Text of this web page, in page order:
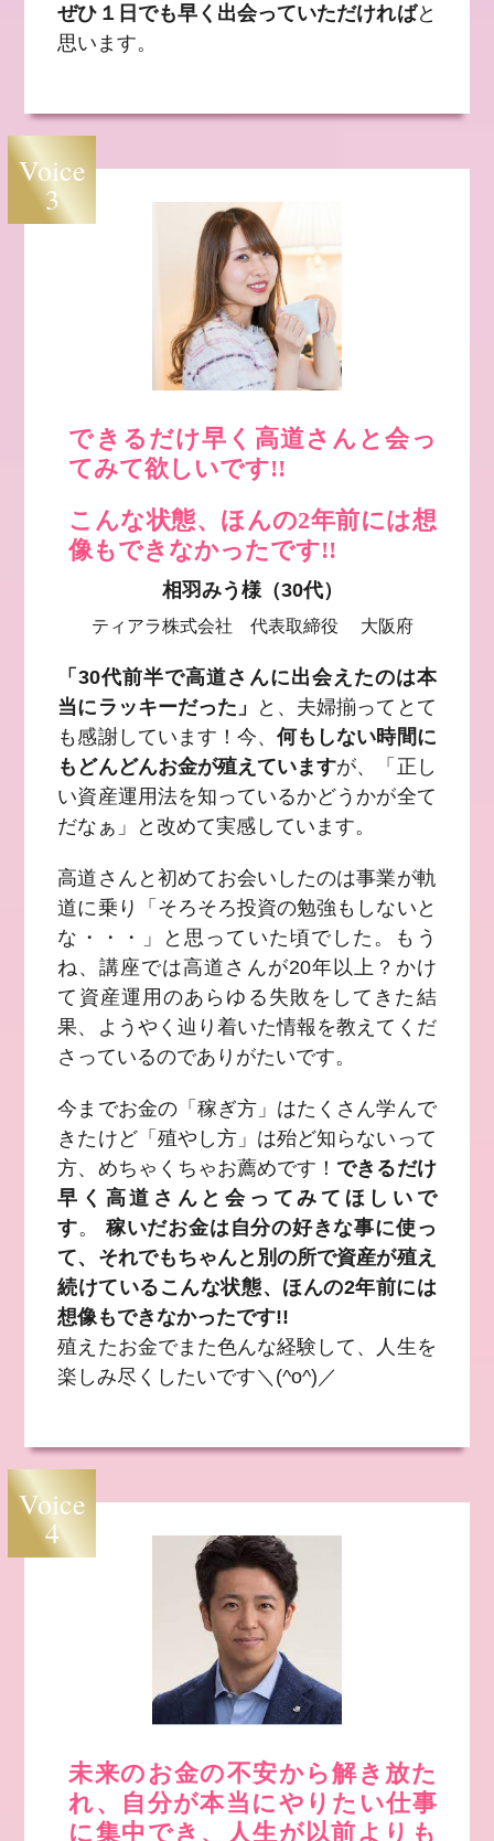
ぜひ１日でも早く出会っていただければと
思います。
Voice
3
できるだけ早く高道さんと会っ
てみて欲しいです!!
こんな状態、ほんの2年前には想
像もできなかったです!!
相羽みう様（30代）
ティアラ株式会社 代表取締役 大阪府
「30代前半で高道さんに出会えたのは本
当にラッキーだった」
と、夫婦揃ってとて
も感謝しています！今、何もしない時間に
もどんどんお金が殖えていますが、「正し
い資産運用法を知っているかどうかが全て
だなぁ」と改めて実感しています。
高道さんと初めてお会いしたのは事業が軌
道に乗り「そろそろ投資の勉強もしないと
な・・・」と思っていた頃でした。もう
ね、講座では高道さんが20年以上？かけ
て資産運用のあらゆる失敗をしてきた結
果、ようやく辿り着いた情報を教えてくだ
さっているのでありがたいです。
今までお金の「稼ぎ方」はたくさん学んで
きたけど「殖やし方」は殆ど知らないって
方、めちゃくちゃお薦めです！ できるだけ
早く高道さんと会ってみてほしいで
す。 稼いだお金は自分の好きな事に使っ
て、それでもちゃんと別の所で資産が殖え
続けているこんな状態、ほんの2年前には
想像もできなかったです!!
殖えたお金でまた色んな経験して、人生を
楽しみ尽くしたいです＼(^o^)／
Voice
4
未来のお金の不安から解き放た
れ、自分が本当にやりたい仕事
に集中でき、人生が以前よりも